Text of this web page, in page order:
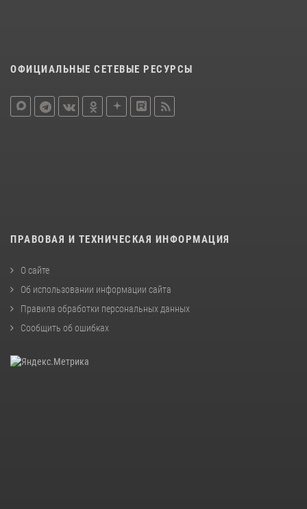
ОФИЦИАЛЬНЫЕ СЕТЕВЫЕ РЕСУРСЫ
ПРАВОВАЯ И ТЕХНИЧЕСКАЯ ИНФОРМАЦИЯ
О сайте
Об использовании информации сайта
Правила обработки персональных данных
Сообщить об ошибках